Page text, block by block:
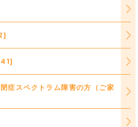
症スペクトラム障害の方（ご家